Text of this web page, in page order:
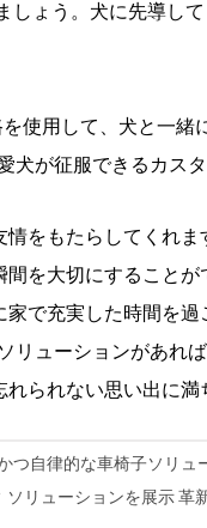
しょう。犬に先導し
使用して、犬と一緒
が征服できるカス
をもたらしてくれ
を大切にすること
で充実した時間を
リューションがあれ
られない思い出に満
つ自律的な車椅子ソリュ
ソリューションを展示